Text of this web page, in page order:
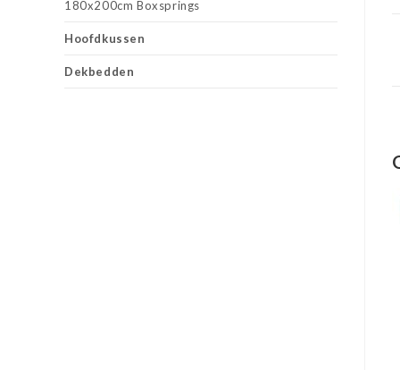
180x200cm Boxsprings
Hoofdkussen
Dekbedden